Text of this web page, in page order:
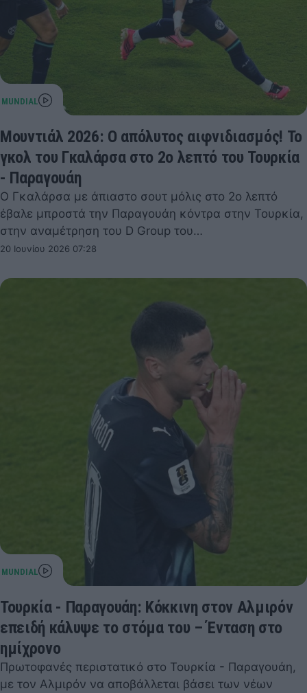
Μουντιάλ 2026: Ο απόλυτος αιφνιδιασμός! Το
γκολ του Γκαλάρσα στο 2ο λεπτό του Τουρκία
- Παραγουάη
Ο Γκαλάρσα με άπιαστο σουτ μόλις στο 2ο λεπτό
έβαλε μπροστά την Παραγουάη κόντρα στην Τουρκία,
στην αναμέτρηση του D Group του…
20 Ιουνίου 2026 07:28
Τουρκία - Παραγουάη: Κόκκινη στον Αλμιρόν
επειδή κάλυψε το στόμα του – Ένταση στο
ημίχρονο
Πρωτοφανές περιστατικό στο Τουρκία - Παραγουάη,
με τον Αλμιρόν να αποβάλλεται βάσει των νέων